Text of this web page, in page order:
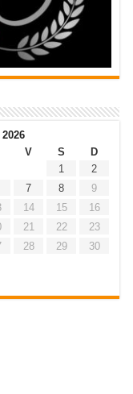
V S
D
1
2
7 8
9
14 15
16
21 22
23
28 29
30